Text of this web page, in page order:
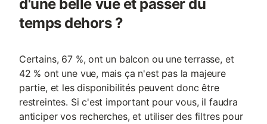
d'une belle vue et passer du
temps dehors ?
Certains, 67 %, ont un balcon ou une terrasse, et
42 % ont une vue, mais ça n'est pas la majeure
partie, et les disponibilités peuvent donc être
restreintes. Si c'est important pour vous, il faudra
anticiper vos recherches, et utiliser des filtres pour